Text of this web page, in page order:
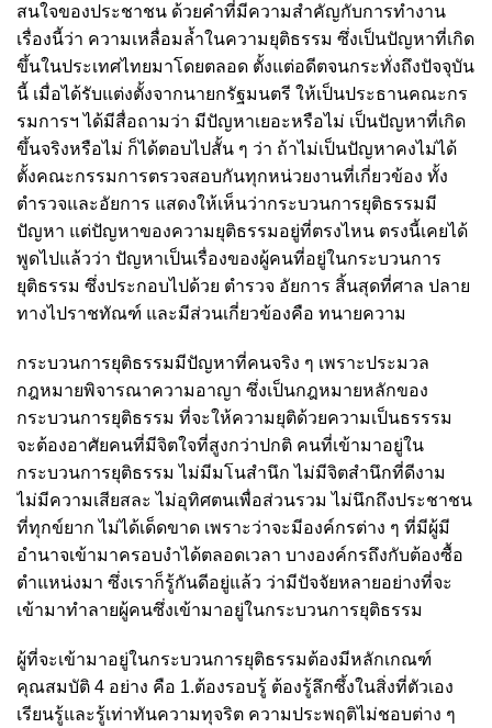
สนใจของประชาชน ด้วยคำที่มีความสำคัญกับการทำงาน
เรื่องนี้ว่า ความเหลื่อมล้ำในความยุติธรรม ซึ่งเป็นปัญหาที่เกิด
ขึ้นในประเทศไทยมาโดยตลอด ตั้งแต่อดีตจนกระทั่งถึงปัจจุบัน
นี้ เมื่อได้รับแต่งตั้งจากนายกรัฐมนตรี ให้เป็นประธานคณะกร
รมการฯ ได้มีสื่อถามว่า มีปัญหาเยอะหรือไม่ เป็นปัญหาที่เกิด
ขึ้นจริงหรือไม่ ก็ได้ตอบไปสั้น ๆ ว่า ถ้าไม่เป็นปัญหาคงไม่ได้
ตั้งคณะกรรมการตรวจสอบกันทุกหน่วยงานที่เกี่ยวข้อง ทั้ง
ตำรวจและอัยการ แสดงให้เห็นว่ากระบวนการยุติธรรมมี
ปัญหา แต่ปัญหาของความยุติธรรมอยู่ที่ตรงไหน ตรงนี้เคยได้
พูดไปแล้วว่า ปัญหาเป็นเรื่องของผู้คนที่อยู่ในกระบวนการ
ยุติธรรม ซึ่งประกอบไปด้วย ตำรวจ อัยการ สิ้นสุดที่ศาล ปลาย
ทางไปราชทัณฑ์ และมีส่วนเกี่ยวข้องคือ ทนายความ
กระบวนการยุติธรรมมีปัญหาที่คนจริง ๆ เพราะประมวล
กฎหมายพิจารณาความอาญา ซึ่งเป็นกฎหมายหลักของ
กระบวนการยุติธรรม ที่จะให้ความยุติด้วยความเป็นธรรรม
จะต้องอาศัยคนที่มีจิตใจที่สูงกว่าปกติ คนที่เข้ามาอยู่ใน
กระบวนการยุติธรรม ไม่มีมโนสำนึก ไม่มีจิตสำนึกที่ดีงาม
ไม่มีความเสียสละ ไม่อุทิศตนเพื่อส่วนรวม ไม่นึกถึงประชาชน
ที่ทุกข์ยาก ไม่ได้เด็ดขาด เพราะว่าจะมีองค์กรต่าง ๆ ที่มีผู้มี
อำนาจเข้ามาครอบงำได้ตลอดเวลา บางองค์กรถึงกับต้องซื้อ
ตำแหน่งมา ซึ่งเราก็รู้กันดีอยู่แล้ว ว่ามีปัจจัยหลายอย่างที่จะ
เข้ามาทำลายผู้คนซึ่งเข้ามาอยู่ในกระบวนการยุติธรรม
ผู้ที่จะเข้ามาอยู่ในกระบวนการยุติธรรมต้องมีหลักเกณฑ์
คุณสมบัติ 4 อย่าง คือ 1.ต้องรอบรู้ ต้องรู้ลึกซึ้งในสิ่งที่ตัวเอง
เรียนรู้และรู้เท่าทันความทุจริต ความประพฤติไม่ชอบต่าง ๆ